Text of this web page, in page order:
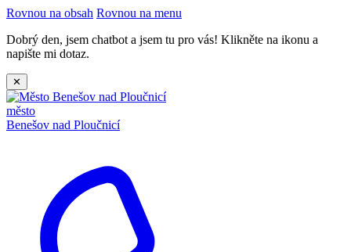
Rovnou na obsah Rovnou na menu
Dobrý den, jsem chatbot a jsem tu pro vás! Klikněte na ikonu a
napište mi dotaz.
✕
město
Benešov nad Ploučnicí